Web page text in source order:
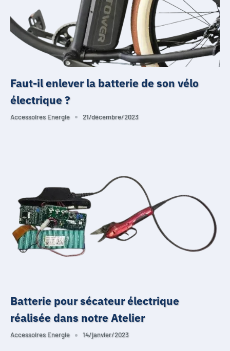
Faut-il enlever la batterie de son vélo
électrique ?
Accessoires Energie 21/décembre/2023
Batterie pour sécateur électrique
réalisée dans notre Atelier
Accessoires Energie 14/janvier/2023